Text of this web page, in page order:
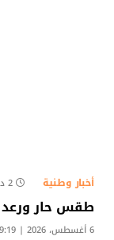
أخبار وطنية 2 دقائق
طقس حار ورعد
6 أغسطس، 2026 | 09:19